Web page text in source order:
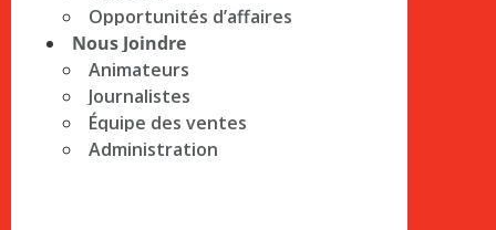
Opportunités d’affaires
Nous Joindre
Animateurs
Journalistes
Équipe des ventes
Administration